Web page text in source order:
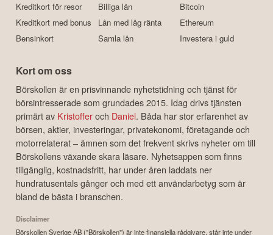
Kreditkort för resor
Kreditkort med bonus
Bensinkort
Billiga lån
Lån med låg ränta
Samla lån
Bitcoin
Ethereum
Investera i guld
Kort om oss
Börskollen är en prisvinnande nyhetstidning och tjänst för
börsintresserade som grundades 2015. Idag drivs tjänsten
primärt av Kristofferoch Daniel. Båda har stor erfarenhet av
börsen, aktier, investeringar, privatekonomi, företagande och
motorrelaterat – ämnen som det frekvent skrivs nyheter om till
Börskollens växande skara läsare. Nyhetsappen som finns
tillgänglig, kostnadsfritt, har under åren laddats ner
hundratusentals gånger och med ett användarbetyg som är
bland de bästa i branschen.
Disclaimer
Börskollen Sverige AB ("Börskollen") är inte finansiella rådgivare, står inte under